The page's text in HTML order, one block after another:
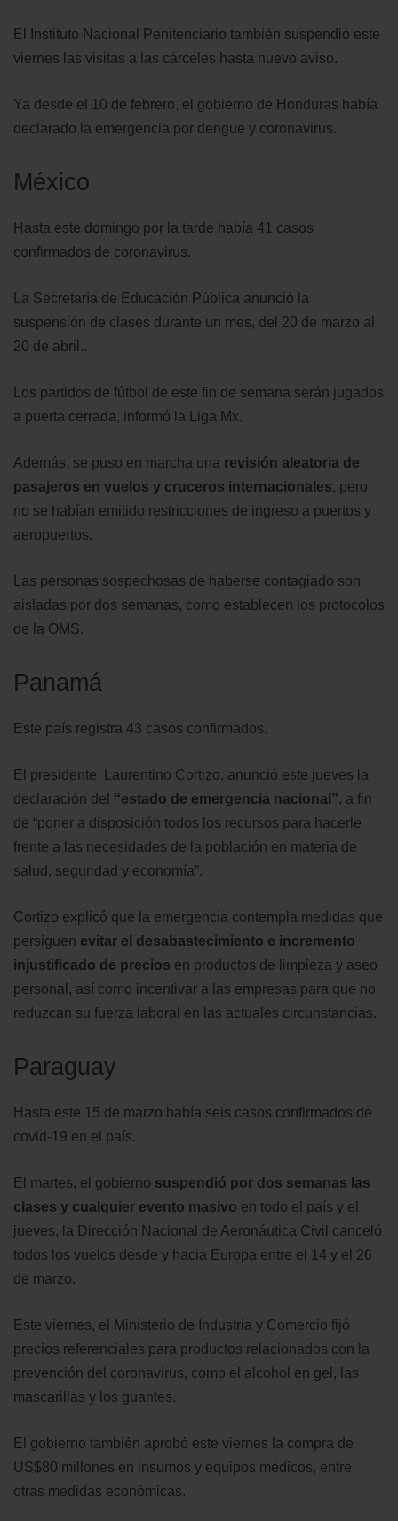
El Instituto Nacional Penitenciario también suspendió este
viernes las visitas a las cárceles hasta nuevo aviso.
Ya desde el 10 de febrero, el gobierno de Honduras había
declarado la emergencia por dengue y coronavirus.
México
Hasta este domingo por la tarde había 41 casos
confirmados de coronavirus.
La Secretaría de Educación Pública anunció la
suspensión de clases durante un mes, del 20 de marzo al
20 de abril..
Los partidos de fútbol de este fin de semana serán jugados
a puerta cerrada, informó la Liga Mx.
Además, se puso en marcha una revisión aleatoria de
pasajeros en vuelos y cruceros internacionales, pero
no se habían emitido restricciones de ingreso a puertos y
aeropuertos.
Las personas sospechosas de haberse contagiado son
aisladas por dos semanas, como establecen los protocolos
de la OMS.
Panamá
Este país registra 43 casos confirmados.
El presidente, Laurentino Cortizo, anunció este jueves la
declaración del “estado de emergencia nacional”, a fin
de “poner a disposición todos los recursos para hacerle
frente a las necesidades de la población en materia de
salud, seguridad y economía”.
Cortizo explicó que la emergencia contempla medidas que
persiguen evitar el desabastecimiento e incremento
injustificado de precios en productos de limpieza y aseo
personal, así como incentivar a las empresas para que no
reduzcan su fuerza laboral en las actuales circunstancias.
Paraguay
Hasta este 15 de marzo había seis casos confirmados de
covid-19 en el país.
El martes, el gobierno suspendió por dos semanas las
clases y cualquier evento masivo en todo el país y el
jueves, la Dirección Nacional de Aeronáutica Civil canceló
todos los vuelos desde y hacia Europa entre el 14 y el 26
de marzo.
Este viernes, el Ministerio de Industria y Comercio fijó
precios referenciales para productos relacionados con la
prevención del coronavirus, como el alcohol en gel, las
mascarillas y los guantes.
El gobierno también aprobó este viernes la compra de
US$80 millones en insumos y equipos médicos, entre
otras medidas económicas.